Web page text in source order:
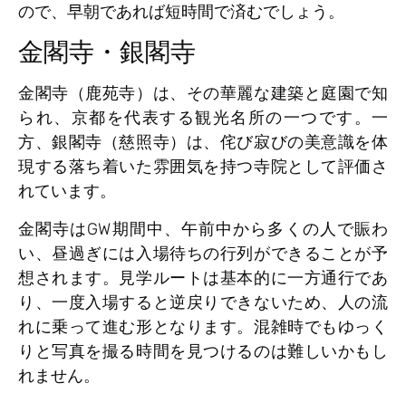
ので、早朝であれば短時間で済むでしょう。
金閣寺・銀閣寺
金閣寺（鹿苑寺）は、その華麗な建築と庭園で知
られ、京都を代表する観光名所の一つです。一
方、銀閣寺（慈照寺）は、侘び寂びの美意識を体
現する落ち着いた雰囲気を持つ寺院として評価さ
れています。
金閣寺はGW期間中、午前中から多くの人で賑わ
い、昼過ぎには入場待ちの行列ができることが予
想されます。見学ルートは基本的に一方通行であ
り、一度入場すると逆戻りできないため、人の流
れに乗って進む形となります。混雑時でもゆっく
りと写真を撮る時間を見つけるのは難しいかもし
れません。